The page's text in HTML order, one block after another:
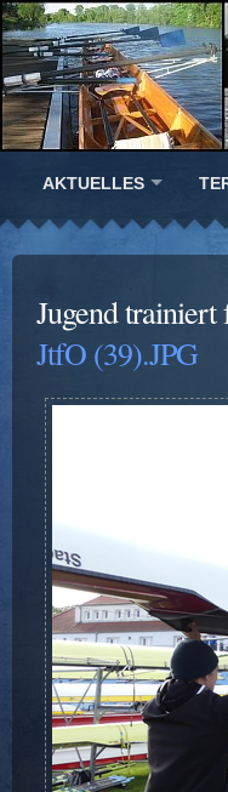
AKTUELLES
Jugend
JtfO (39).JPG